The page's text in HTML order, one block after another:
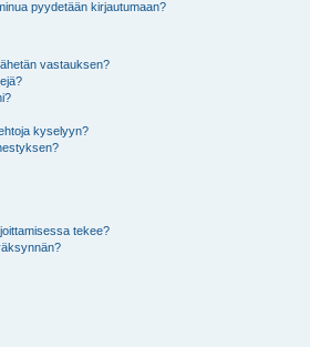
pyydetään kirjautumaan?
vastauksen?
kyselyyn?
tekee?